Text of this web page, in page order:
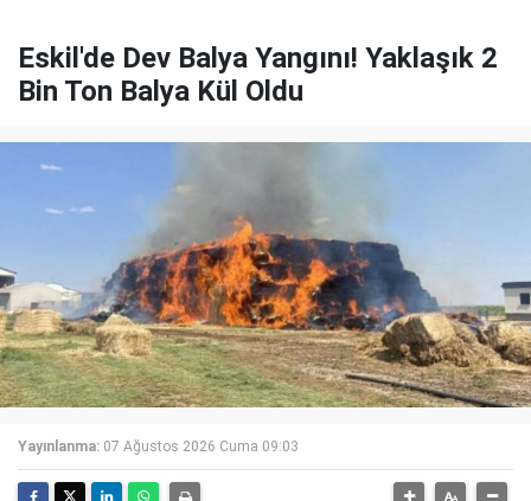
Eskil'de Dev Balya Yangını! Yaklaşık 2
Bin Ton Balya Kül Oldu
Yayınlanma: 07 Ağustos 2026 Cuma 09:03